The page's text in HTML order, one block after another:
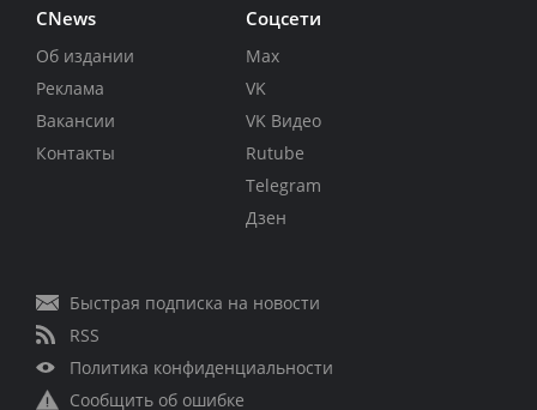
CNews
Об издании
Реклама
Вакансии
Контакты
Соцсети
Max
VK
VK Видео
Rutube
Telegram
Дзен
Быстрая подписка на новости
RSS
Политика конфиденциальности
Сообщить об ошибке